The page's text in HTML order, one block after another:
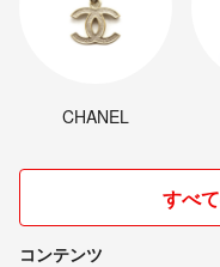
CHANEL
すべ
コンテンツ